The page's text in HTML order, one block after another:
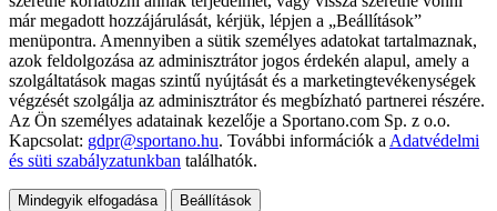
már megadott hozzájárulását, kérjük, lépjen a „Beállítások”
menüpontra. Amennyiben a sütik személyes adatokat tartalmaznak,
azok feldolgozása az adminisztrátor jogos érdekén alapul, amely a
szolgáltatások magas szintű nyújtását és a marketingtevékenységek
végzését szolgálja az adminisztrátor és megbízható partnerei részére.
Az Ön személyes adatainak kezelője a Sportano.com Sp. z o.o.
Kapcsolat: gdpr@sportano.hu. További információk a Adatvédelmi
és süti szabályzatunkban találhatók.
Mindegyik elfogadása Beállítások